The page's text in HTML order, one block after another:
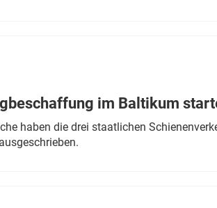
im Baltikum
haben die drei staatlichen